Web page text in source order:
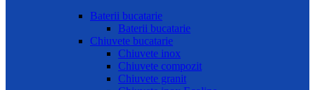
Baterii bucatarie
Baterii bucatarie
Chiuvete bucatarie
Chiuvete inox
Chiuvete compozit
Chiuvete granit